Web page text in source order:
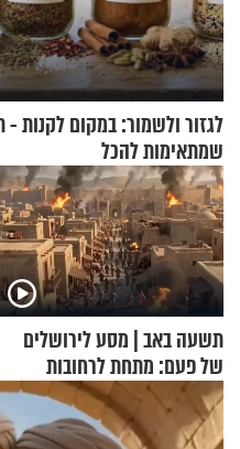
שמתאימות להכל
תשעה באב | מסע לירושלים
של פעם: מתחת לרחובות
ירושלים